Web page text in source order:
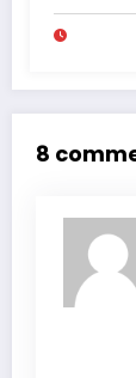
pede
milhões
8